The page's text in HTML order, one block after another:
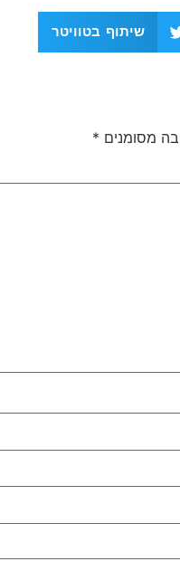
שיתוף בטוויטר
מסומנים *